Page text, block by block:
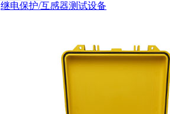
继电保护/互感器测试设备